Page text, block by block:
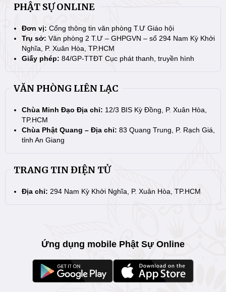
PHẬT SỰ ONLINE
Đơn vị: Cổng thông tin văn phòng T.Ư Giáo hội
Trụ sở: Văn phòng 2 T.Ư – GHPGVN – số 294 Nam Kỳ Khởi
Nghĩa, P. Xuân Hòa, TP.HCM
Giấy phép: 84/GP-TTĐT Cục phát thanh, truyền hình
VĂN PHÒNG LIÊN LẠC
Chùa Minh Đạo Địa chỉ: 12/3 BIS Kỳ Đồng, P. Xuân Hòa,
TP.HCM
Chùa Phật Quang – Địa chỉ: 83 Quang Trung, P. Rạch Giá,
tỉnh An Giang
TRANG TIN ĐIỆN TỬ
Địa chỉ: 294 Nam Kỳ Khởi Nghĩa, P. Xuân Hòa, TP.HCM
Ứng dụng mobile Phật Sự Online